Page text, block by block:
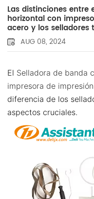
Las distinciones
horizontal con
acero y los selladores
AUG 08, 2024
El Selladora de banda
impresora de
diferencia de los
aspectos cruciales.